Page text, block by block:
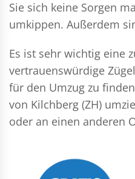
Sie sich keine Sorgen
umkippen. Außerdem
Es ist sehr wichtig eine
vertrauenswürdige
für den Umzug zu
von Kilchberg (ZH)
oder an einen anderen